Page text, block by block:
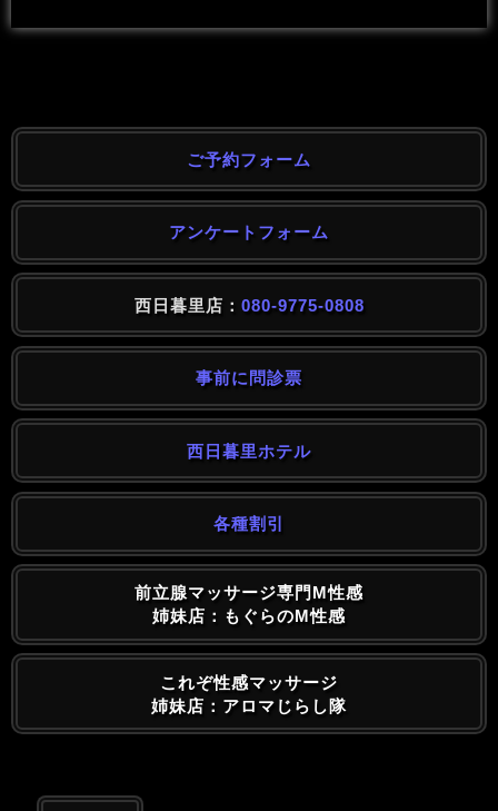
ご予約フォーム
アンケートフォーム
西日暮里店： 080-9775-0808
事前に問診票
西日暮里ホテル
各種割引
前立腺マッサージ専門M性感
姉妹店：もぐらのM性感
これぞ性感マッサージ
姉妹店：アロマじらし隊